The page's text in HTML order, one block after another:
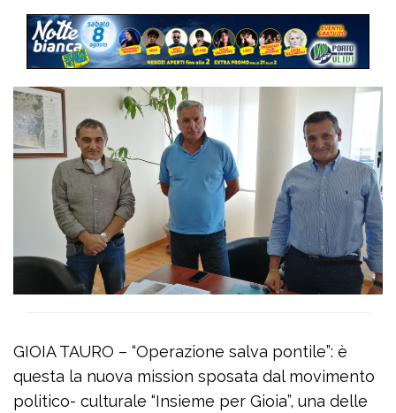
GIOIA TAURO – “Operazione salva pontile”: è
questa la nuova mission sposata dal movimento
politico- culturale “Insieme per Gioia”, una delle